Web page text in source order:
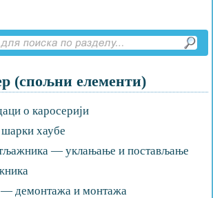
(спољни елементи)
о каросерији
хаубе
— уклањање и постављање
— демонтажа и монтажа